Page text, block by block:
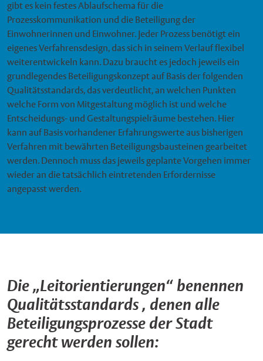
gibt es kein festes Ablaufschema für die
Prozesskommunikation und die Beteiligung der
Einwohnerinnen und Einwohner. Jeder Prozess benötigt ein
eigenes Verfahrensdesign, das sich in seinem Verlauf flexibel
weiterentwickeln kann. Dazu braucht es jedoch jeweils ein
grundlegendes Beteiligungskonzept auf Basis der folgenden
Qualitätsstandards, das verdeutlicht, an welchen Punkten
welche Form von Mitgestaltung möglich ist und welche
Entscheidungs- und Gestaltungspielräume bestehen. Hier
kann auf Basis vorhandener Erfahrungswerte aus bisherigen
Verfahren mit bewährten Beteiligungsbausteinen gearbeitet
werden. Dennoch muss das jeweils geplante Vorgehen immer
wieder an die tatsächlich eintretenden Erfordernisse
angepasst werden.
Die „Leitorientierungen“ benennen
Qualitätsstandards , denen alle
Beteiligungsprozesse der Stadt
gerecht werden sollen: